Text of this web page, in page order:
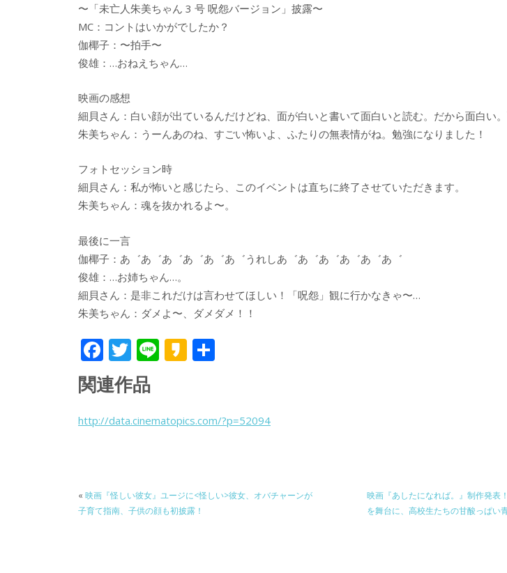
〜「未亡人朱美ちゃん 3 号 呪怨バージョン」披露〜
MC：コントはいかがでしたか？
伽椰子：〜拍手〜
俊雄：…おねえちゃん…
映画の感想
細貝さん：白い顔が出ているんだけどね、面が白いと書いて面白いと読む。だから面白い。
朱美ちゃん：うーんあのね、すごい怖いよ、ふたりの無表情がね。勉強になりました！
フォトセッション時
細貝さん：私が怖いと感じたら、このイベントは直ちに終了させていただきます。
朱美ちゃん：魂を抜かれるよ〜。
最後に一言
伽椰子：あ゛あ゛あ゛あ゛あ゛あ゛うれしあ゛あ゛あ゛あ゛あ゛あ゛
俊雄：…お姉ちゃん…。
細貝さん：是非これだけは言わせてほしい！「呪怨」観に行かなきゃ〜…
朱美ちゃん：ダメよ〜、ダメダメ！！
F
ac
e
b
k
T
w
itt
er
Li K
a
関連作品
http://data.cinematopics.com/?p=52094
« 映画『怪しい彼女』ユージに<怪しい>彼女、オバチャーンが
子育て指南、子供の顔も初披露！
映画『あしたになれば。』制作発表
を舞台に、高校生たちの甘酸っぱい